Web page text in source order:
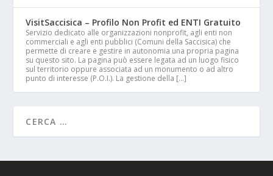
VisitSaccisica – Profilo Non Profit ed ENTI Gratuito
Servizio dedicato alle organizzazioni nonprofit, agli enti non
commerciali e agli enti pubblici (Comuni della Saccisica) che
permette di creare e gestire in autonomia una propria pagina
su questo sito. La pagina può essere legata ad un luogo fisico
sul territorio oppure associata ad un monumento o ad altro
punto di interesse (P.O.I.). La gestione della […]